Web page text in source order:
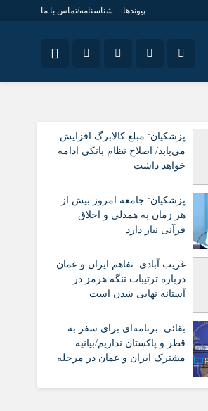
پیوندها شناسنامه/تماس با ما
سروش
ایتا
آپارات
اپلیکیشن
اقتصاد
سیاسی
پزشکیان: مبلغ کالابرگ افزایش
می‌یابد/ اصلاح نظام بانکی ادامه
خواهد داشت
پزشکیان: جامعه امروز بیش از
هر زمان به همدلی و اخلاق
قرآنی نیاز دارد
غریب آبادی: تفاهم ایران و عمان
درباره ترتیبات تنگه هرمز در
آستانه نهایی شدن است
بقائی: برنامه‌ای برای سفر به
قطر و پاکستان نداریم/بیانیه
مشترک ایران و عمان در مرحله